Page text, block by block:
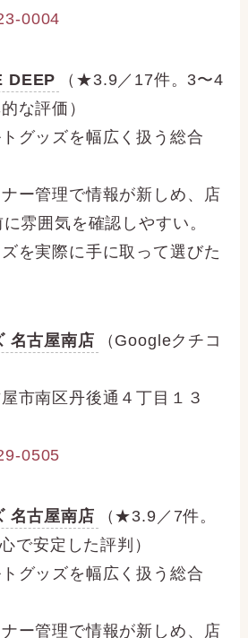
0004
DEEP
（★3.9／17件。3〜4
な評価）
トグッズを幅広く扱う総合
ナー管理で情報が新しめ、店
雰囲気を確認しやすい。
ズを実際に手に取って選びた
名古屋南店
（Googleクチコ
市南区丹後通４丁目１３
0505
名古屋南店
（★3.9／7件。
で安定した評判）
トグッズを幅広く扱う総合
ナー管理で情報が新しめ、店